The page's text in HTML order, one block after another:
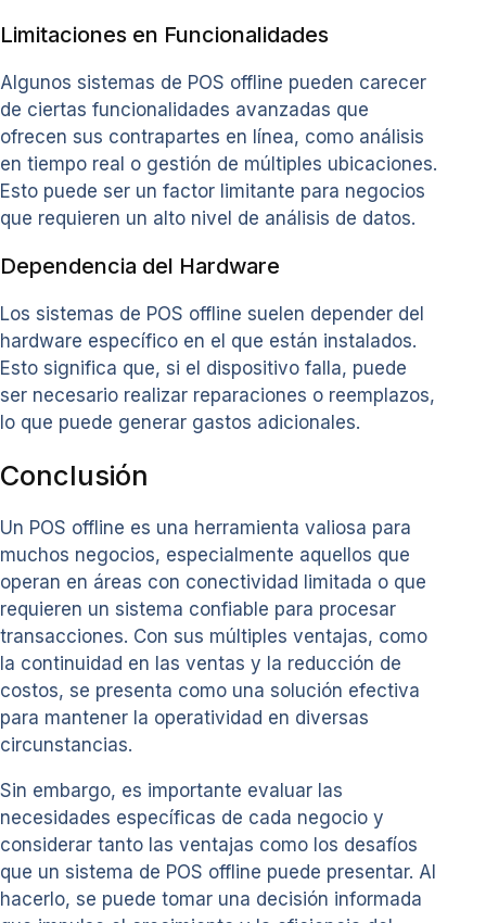
Limitaciones en Funcionalidades
Algunos sistemas de POS offline pueden carecer
de ciertas funcionalidades avanzadas que
ofrecen sus contrapartes en línea, como análisis
en tiempo real o gestión de múltiples ubicaciones.
Esto puede ser un factor limitante para negocios
que requieren un alto nivel de análisis de datos.
Dependencia del Hardware
Los sistemas de POS offline suelen depender del
hardware específico en el que están instalados.
Esto significa que, si el dispositivo falla, puede
ser necesario realizar reparaciones o reemplazos,
lo que puede generar gastos adicionales.
Conclusión
Un POS offline es una herramienta valiosa para
muchos negocios, especialmente aquellos que
operan en áreas con conectividad limitada o que
requieren un sistema confiable para procesar
transacciones. Con sus múltiples ventajas, como
la continuidad en las ventas y la reducción de
costos, se presenta como una solución efectiva
para mantener la operatividad en diversas
circunstancias.
Sin embargo, es importante evaluar las
necesidades específicas de cada negocio y
considerar tanto las ventajas como los desafíos
que un sistema de POS offline puede presentar. Al
hacerlo, se puede tomar una decisión informada